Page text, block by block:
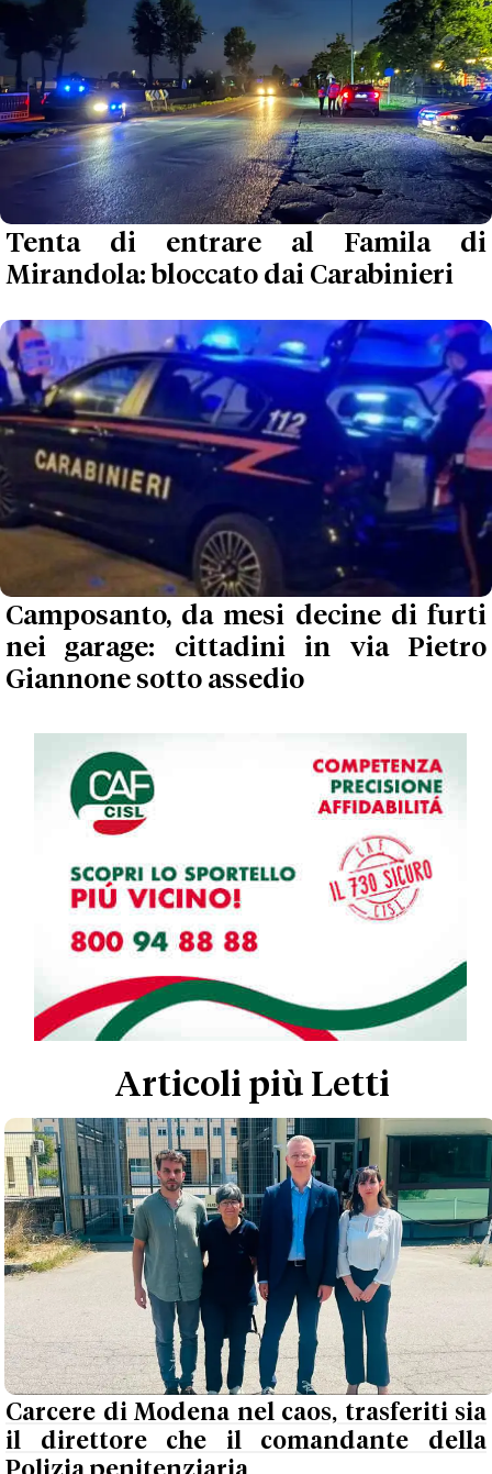
Tenta di entrare al Famila di
Mirandola: bloccato dai Carabinieri
Camposanto, da mesi decine di furti
nei garage: cittadini in via Pietro
Giannone sotto assedio
Articoli più Letti
Carcere di Modena nel caos, trasferiti sia
il direttore che il comandante della